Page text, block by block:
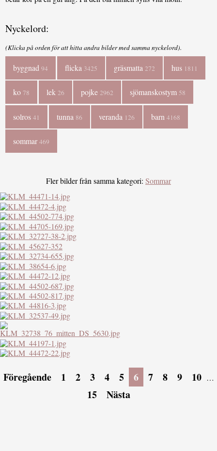
Nyckelord:
(Klicka på orden för att hitta andra bilder med samma nyckelord).
byggnad94 flicka 3425 gräsmatta 272 hus 1811
ko78 lek 26 pojke 2962 sjömanskostym 58
solros41 tunna 86 veranda 126 barn4168
sommar469
Fler bilder från samma kategori: Sommar
Föregående 1 2 3 4 5 6 7 8 9 10 …
15 Nästa